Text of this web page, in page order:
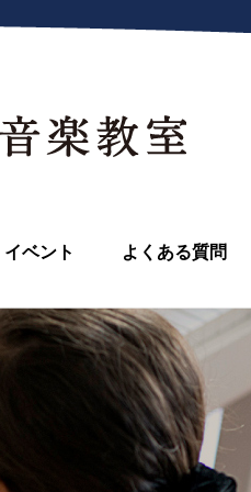
イベント よくある質問